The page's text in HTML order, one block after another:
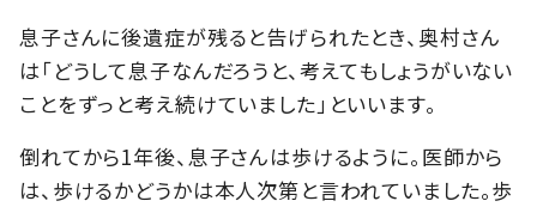
息子さんに後遺症が残ると告げられたとき、奥村さん
は「どうして息子なんだろうと、考えてもしょうがいない
ことをずっと考え続けていました」といいます。
倒れてから1年後、息子さんは歩けるように。医師から
は、歩けるかどうかは本人次第と言われていました。歩